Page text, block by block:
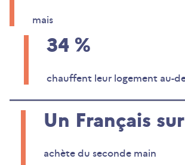
mais
34 %
chauffent leur logement au-
Un Français
achète du seconde main